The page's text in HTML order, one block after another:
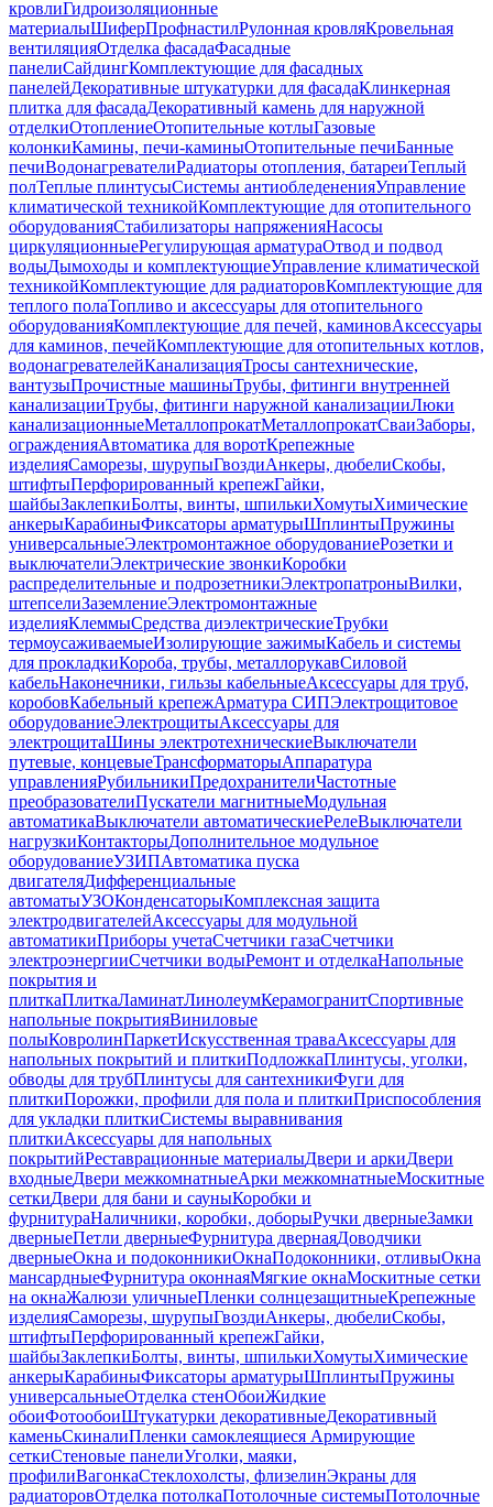
кровлиГидроизоляционные
материалыШиферПрофнастилРулонная кровляКровельная
вентиляцияОтделка фасадаФасадные
панелиСайдингКомплектующие для фасадных
панелейДекоративные штукатурки для фасадаКлинкерная
плитка для фасадаДекоративный камень для наружной
отделкиОтоплениеОтопительные котлыГазовые
колонкиКамины, печи-каминыОтопительные печиБанные
печиВодонагревателиРадиаторы отопления, батареиТеплый
полТеплые плинтусыСистемы антиобледененияУправление
климатической техникойКомплектующие для отопительного
оборудованияСтабилизаторы напряженияНасосы
циркуляционныеРегулирующая арматураОтвод и подвод
водыДымоходы и комплектующиеУправление климатической
техникойКомплектующие для радиаторовКомплектующие для
теплого полаТопливо и аксессуары для отопительного
оборудованияКомплектующие для печей, каминовАксессуары
для каминов, печейКомплектующие для отопительных котлов,
водонагревателейКанализацияТросы сантехнические,
вантузыПрочистные машиныТрубы, фитинги внутренней
канализацииТрубы, фитинги наружной канализацииЛюки
канализационныеМеталлопрокатМеталлопрокатСваиЗаборы,
огражденияАвтоматика для воротКрепежные
изделияСаморезы, шурупыГвоздиАнкеры, дюбелиСкобы,
штифтыПерфорированный крепежГайки,
шайбыЗаклепкиБолты, винты, шпилькиХомутыХимические
анкерыКарабиныФиксаторы арматурыШплинтыПружины
универсальныеЭлектромонтажное оборудованиеРозетки и
выключателиЭлектрические звонкиКоробки
распределительные и подрозетникиЭлектропатроныВилки,
штепселиЗаземлениеЭлектромонтажные
изделияКлеммыСредства диэлектрическиеТрубки
термоусаживаемыеИзолирующие зажимыКабель и системы
для прокладкиКороба, трубы, металлорукавСиловой
кабельНаконечники, гильзы кабельныеАксессуары для труб,
коробовКабельный крепежАрматура СИПЭлектрощитовое
оборудованиеЭлектрощитыАксессуары для
электрощитаШины электротехническиеВыключатели
путевые, концевыеТрансформаторыАппаратура
управленияРубильникиПредохранителиЧастотные
преобразователиПускатели магнитныеМодульная
автоматикаВыключатели автоматическиеРелеВыключатели
нагрузкиКонтакторыДополнительное модульное
оборудованиеУЗИПАвтоматика пуска
двигателяДифференциальные
автоматыУЗОКонденсаторыКомплексная защита
электродвигателейАксессуары для модульной
автоматикиПриборы учетаСчетчики газаСчетчики
электроэнергииСчетчики водыРемонт и отделкаНапольные
покрытия и
плиткаПлиткаЛаминатЛинолеумКерамогранитСпортивные
напольные покрытияВиниловые
полыКовролинПаркетИскусственная траваАксессуары для
напольных покрытий и плиткиПодложкаПлинтусы, уголки,
обводы для трубПлинтусы для сантехникиФуги для
плиткиПорожки, профили для пола и плиткиПриспособления
для укладки плиткиСистемы выравнивания
плиткиАксессуары для напольных
покрытийРеставрационные материалыДвери и аркиДвери
входныеДвери межкомнатныеАрки межкомнатныеМоскитные
сеткиДвери для бани и сауныКоробки и
фурнитураНаличники, коробки, доборыРучки дверныеЗамки
дверныеПетли дверныеФурнитура двернаяДоводчики
дверныеОкна и подоконникиОкнаПодоконники, отливыОкна
мансардныеФурнитура оконнаяМягкие окнаМоскитные сетки
на окнаЖалюзи уличныеПленки солнцезащитныеКрепежные
изделияСаморезы, шурупыГвоздиАнкеры, дюбелиСкобы,
штифтыПерфорированный крепежГайки,
шайбыЗаклепкиБолты, винты, шпилькиХомутыХимические
анкерыКарабиныФиксаторы арматурыШплинтыПружины
универсальныеОтделка стенОбоиЖидкие
обоиФотообоиШтукатурки декоративныеДекоративный
каменьСкиналиПленки самоклеящиеся Армирующие
сеткиСтеновые панелиУголки, маяки,
профилиВагонкаСтеклохолсты, флизелинЭкраны для
радиаторовОтделка потолкаПотолочные системыПотолочные